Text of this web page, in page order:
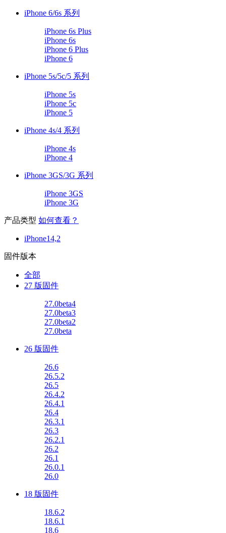
iPhone 6/6s 系列
iPhone 6s Plus
iPhone 6s
iPhone 6 Plus
iPhone 6
iPhone 5s/5c/5 系列
iPhone 5s
iPhone 5c
iPhone 5
iPhone 4s/4 系列
iPhone 4s
iPhone 4
iPhone 3GS/3G 系列
iPhone 3GS
iPhone 3G
产品类型 如何查看？
iPhone14,2
固件版本
全部
27 版固件
27.0beta4
27.0beta3
27.0beta2
27.0beta
26 版固件
26.6
26.5.2
26.5
26.4.2
26.4.1
26.4
26.3.1
26.3
26.2.1
26.2
26.1
26.0.1
26.0
18 版固件
18.6.2
18.6.1
18.6